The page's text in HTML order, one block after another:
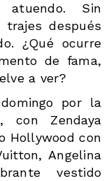
atuendo. Sin
después
¿Qué ocurre
de fama,
a ver?
por la
con Zendaya
Hollywood con
Angelina
vestido